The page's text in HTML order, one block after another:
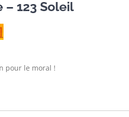
– 123 Soleil
pour le moral !